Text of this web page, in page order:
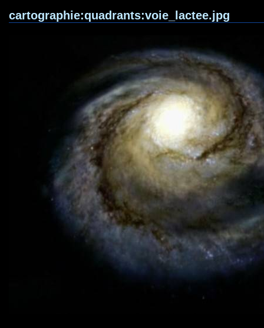
cartographie:quadrants:voie_lactee.jpg